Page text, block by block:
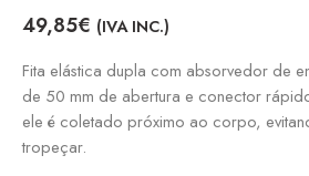
49,85€ (IVA INC.)
Fita elástica dupla com absorvedor de
de 50 mm de abertura e conector
ele é coletado próximo ao corpo,
tropeçar.